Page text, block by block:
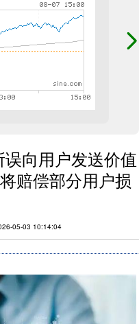
向用户发送价值
赔偿部分用户损
05-03 10:14:04